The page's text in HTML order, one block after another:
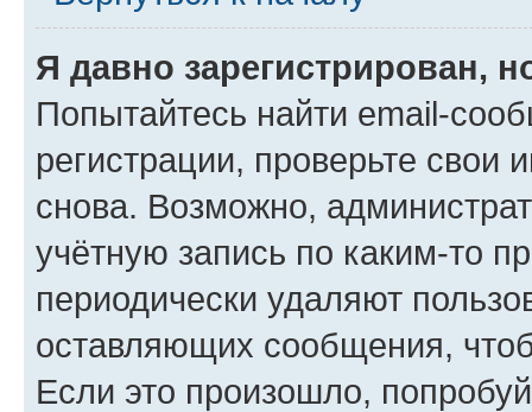
Я давно зарегистрирован,
Попытайтесь найти email-
регистрации, проверьте свои
снова. Возможно,
учётную запись по каким-то
периодически удаляют
оставляющих сообщения,
Если это произошло,